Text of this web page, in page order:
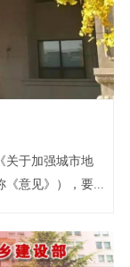
关于加强城市地
意见》），要...